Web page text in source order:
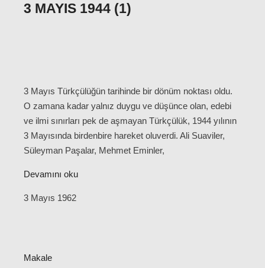
3 MAYIS 1944 (1)
3 Mayıs Türkçülüğün tarihinde bir dönüm noktası oldu.
O zamana kadar yalnız duygu ve düşünce olan, edebi
ve ilmi sınırları pek de aşmayan Türkçülük, 1944 yılının
3 Mayısında birdenbire hareket oluverdi. Ali Suaviler,
Süleyman Paşalar, Mehmet Eminler,
Devamını oku
3 Mayıs 1962
Makale